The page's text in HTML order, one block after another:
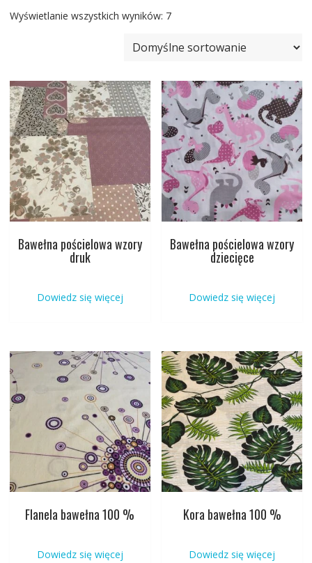
Wyświetlanie wszystkich wyników: 7
Bawełna pościelowa wzory
druk
Dowiedz się więcej
Bawełna pościelowa wzory
dziecięce
Dowiedz się więcej
Flanela bawełna 100 %
Dowiedz się więcej
Kora bawełna 100 %
Dowiedz się więcej